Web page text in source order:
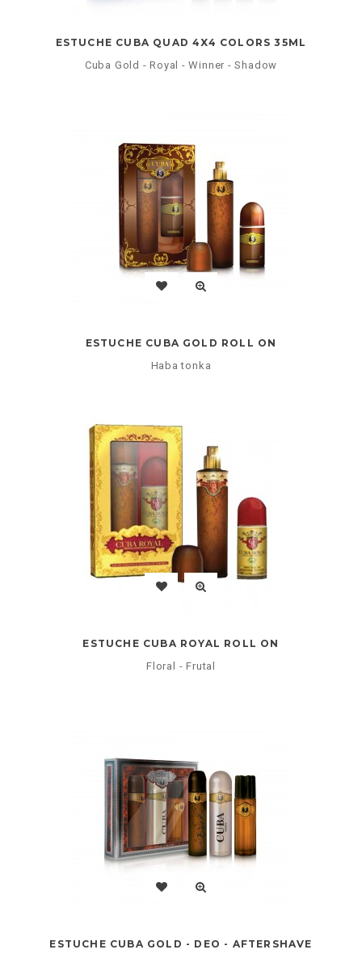
ESTUCHE CUBA QUAD 4X4 COLORS 35ML
Cuba Gold - Royal - Winner - Shadow
ESTUCHE CUBA GOLD ROLL ON
Haba tonka
ESTUCHE CUBA ROYAL ROLL ON
Floral - Frutal
ESTUCHE CUBA GOLD - DEO - AFTERSHAVE